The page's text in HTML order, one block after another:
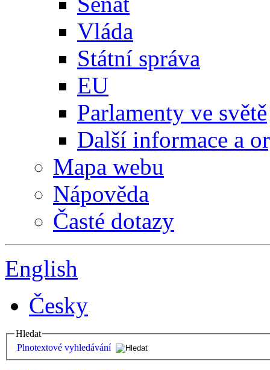
Vláda
Státní správa
EU
Parlamenty ve světě
Další informace a
Mapa webu
Nápověda
Časté dotazy
English
Česky
Hledat
Plnotextové vyhledávání